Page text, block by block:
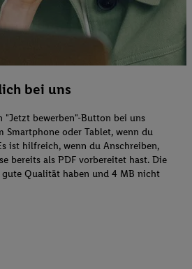
bei uns
"Jetzt bewerben"-Button bei uns
Smartphone oder Tablet, wenn du
ist hilfreich, wenn du Anschreiben,
bereits als PDF vorbereitet hast. Die
Qualität haben und 4 MB nicht